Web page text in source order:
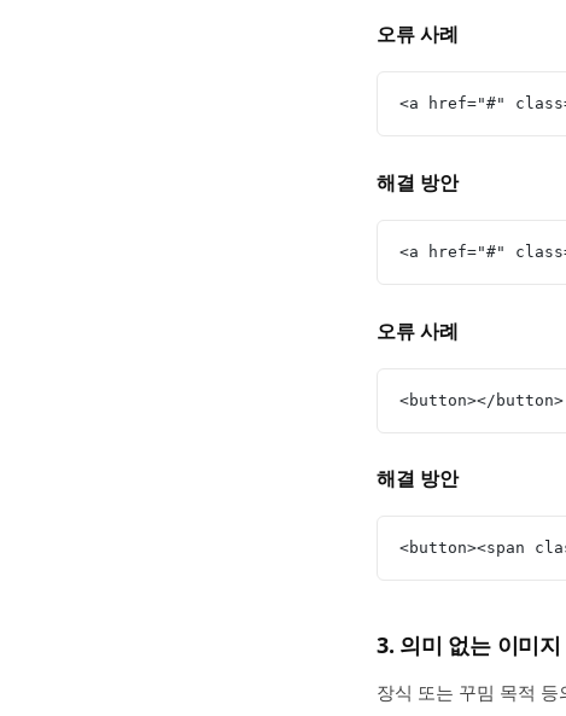
오류 사례
<a href="#"
해결 방안
<a href="#"
오류 사례
<button></button>
해결 방안
<button><span
3. 의미 없는 이미지
장식 또는 꾸밈 목적